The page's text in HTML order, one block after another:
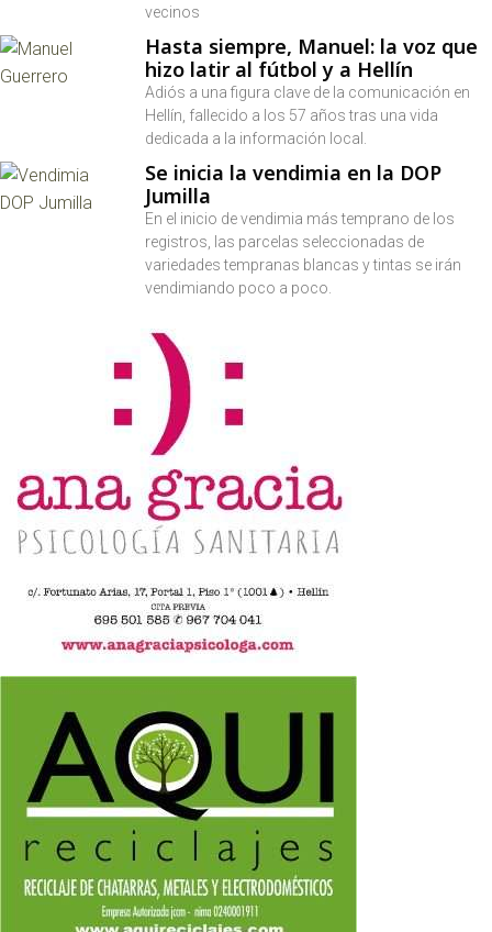
vecinos
Hasta siempre, Manuel: la voz que
hizo latir al fútbol y a Hellín
Adiós a una figura clave de la comunicación en
Hellín, fallecido a los 57 años tras una vida
dedicada a la información local.
Se inicia la vendimia en la DOP
Jumilla
En el inicio de vendimia más temprano de los
registros, las parcelas seleccionadas de
variedades tempranas blancas y tintas se irán
vendimiando poco a poco.